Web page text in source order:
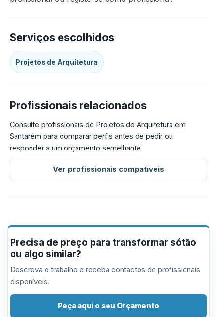
Serviços escolhidos
Projetos de Arquitetura
Profissionais relacionados
Consulte profissionais de Projetos de Arquitetura em
Santarém para comparar perfis antes de pedir ou
responder a um orçamento semelhante.
Ver profissionais compatíveis
Precisa de preço para transformar sótão
ou algo similar?
Descreva o trabalho e receba contactos de profissionais
disponíveis.
Peça aqui o seu Orçamento